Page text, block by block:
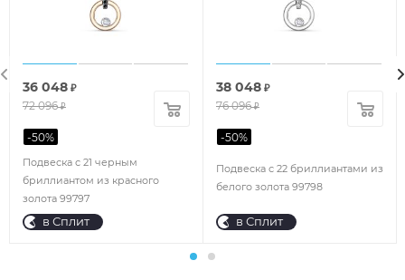
Подвеска с 21 черным
бриллиантом из красного
золота 99797
36 048 ₽
72 096₽
-50%
в Сплит
Подвеска с 22 бриллиантами из
белого золота 99798
38 048 ₽
76 096₽
-50%
в Сплит